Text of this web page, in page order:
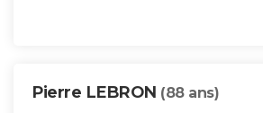
Pierre LEBRON (88 ans)